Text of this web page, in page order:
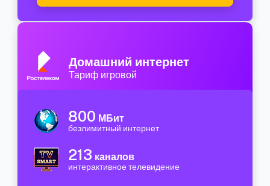
Домашний интернет
Тариф игровой
800 МБит
безлимитный интернет
213 каналов
интерактивное телевидение